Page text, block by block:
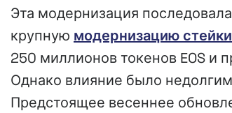
Эта модернизация
крупную модернизацию
250 миллионов токенов EOS и
Однако влияние было
Предстоящее весеннее